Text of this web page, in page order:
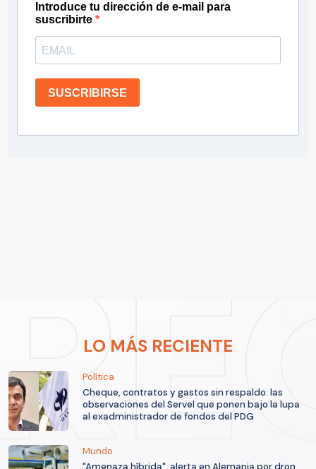
Introduce tu dirección de e-mail para
suscribirte
SUSCRIBIRSE
LO MÁS RECIENTE
Política
Cheque, contratos y gastos sin respaldo: las
observaciones del Servel que ponen bajo la lupa
al exadministrador de fondos del PDG
Mundo